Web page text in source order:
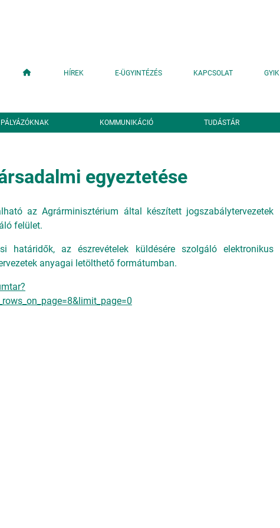
Fő navigáció
HÍREK E-ÜGYINTÉZÉS KAPCSOLAT GYIK
KOMMUNIKÁCIÓ TUDÁSTÁR
egyeztetése
az Agrárminisztérium által készített jogszabálytervezetek
felület.
határidők, az észrevételek küldésére szolgáló elektronikus
anyagai letölthető formátumban.